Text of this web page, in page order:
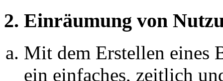
2. Einräumung von
Mit dem Erstellen eines
ein einfaches, zeitlich